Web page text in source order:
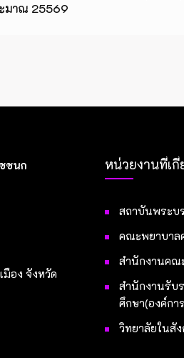
มาณ 25569
ชนก
มือง จังหวัด
หน่วยงานที่เกี่
สถาบันพระบ
คณะพยาบาล
สำนักงานคณ
สำนักงานรับ
ศึกษา(องค์ก
วิทยาลัยในสั